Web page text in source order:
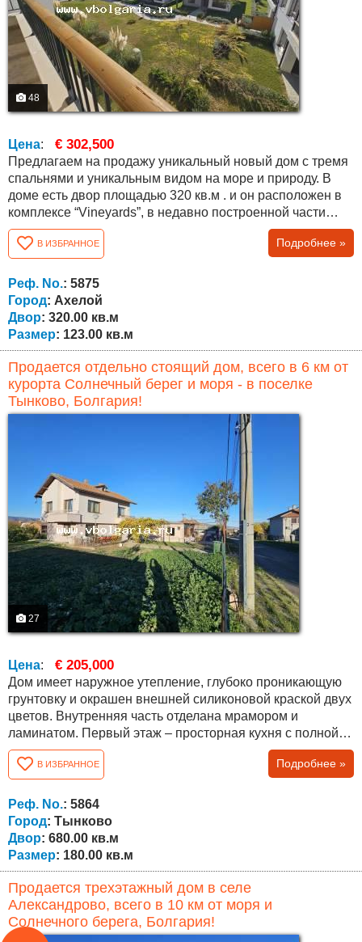
48
Цена: € 302,500
Предлагаем на продажу уникальный новый дом с тремя
спальнями и уникальным видом на море и природу. В
доме есть двор площадью 320 кв.м . и он расположен в
комплексе “Vineyards”, в недавно построенной части
“Panorama Vineyards”. Общая площадь дома составляет
112,8 кв.м., распределенных между большой гостиной с
высотой потолков 4,5 м, тремя спальнями, коридором,
двумя ванными комнатами, хозяйственным
помещением и верандой, во всех комнатах высота...
В ИЗБРАННОЕ Подробнее »
Реф. No.: 5875
Город: Ахелой
Двор: 320.00 кв.м
Размер: 123.00 кв.м
Продается отдельно стоящий дом, всего в 6 км от
курорта Солнечный берег и моря - в поселке
Тынково, Болгария!
27
Цена: € 205,000
Дом имеет наружное утепление, глубоко проникающую
грунтовку и окрашен внешней силиконовой краской двух
цветов. Внутренняя часть отделана мрамором и
ламинатом. Первый этаж – просторная кухня с полной
меблировкой, большая полностью меблированная
гостиная, ванная комната и туалет с ванной и кладовой.
Красивые межкомнатные двери в цвете золотистого
дуба, с гарантией 5 лет. Немецкие оконные рамы фирмы
«Rehau» цвета ореха с...
В ИЗБРАННОЕ Подробнее »
Реф. No.: 5864
Город: Тынково
Двор: 680.00 кв.м
Размер: 180.00 кв.м
Продается трехэтажный дом в селе
Александрово, всего в 10 км от моря и
Солнечного берега, Болгария!